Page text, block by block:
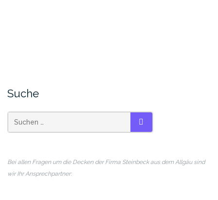
Suche
SUCHEN
Bei allen Fragen um die Decken der Firma Steinbeck aus dem Allgäu sind
wir Ihr Ansprechpartner: